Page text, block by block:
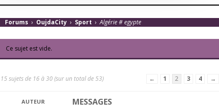
Forums › OujdaCity › Sport › Algérie # egypte
Ce sujet est vide.
15 sujets de 16 à 30 (sur un total de 53) ← 1 2 3 4 →
AUTEUR MESSAGES